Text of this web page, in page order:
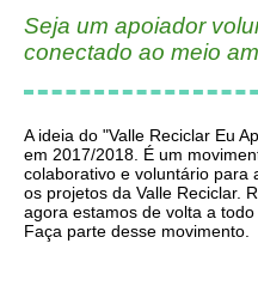
A ideia do "Valle Reciclar Eu
em 2017/2018. É um
colaborativo e voluntário para
os projetos da Valle Reciclar.
agora estamos de volta a todo
Faça parte desse movimento.
Seja um apoiador
conectado ao meio